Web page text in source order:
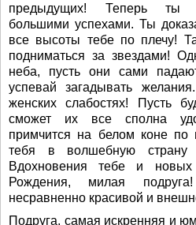
предыдущих! Теперь ты
большими успехами. Ты
все высоты тебе по плечу!
подниматься за звездами!
неба, пусть они сами
успевай загадывать
женских слабостях! Пусть
сможет их все сполна
примчится на белом коне по
тебя в волшебную
Вдохновения тебе и
Рождения, милая
несравненно красивой и
Подруга, самая искренняя и